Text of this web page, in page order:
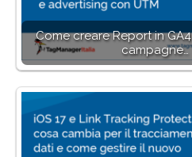
Come creare Report in
campagne…